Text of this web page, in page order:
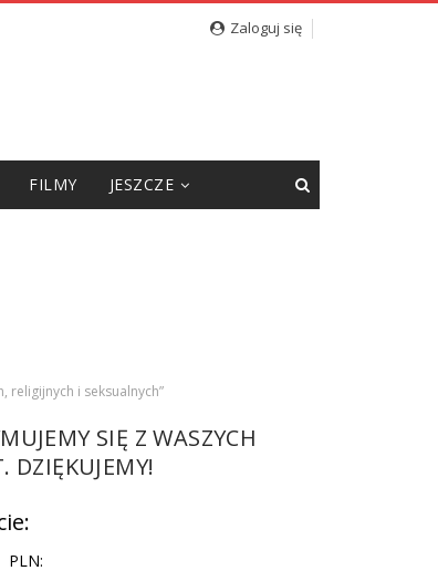
Zaloguj się
FILMY JESZCZE
religijnych i seksualnych”
SIĘ Z WASZYCH
DZIĘKUJEMY!
PLN: